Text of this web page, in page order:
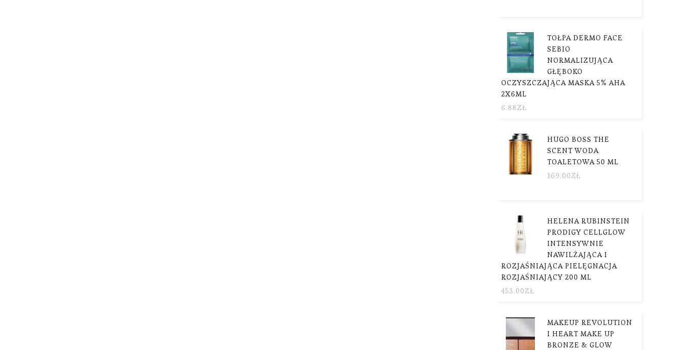
TOŁPA DERMO FACE
SEBIO
NORMALIZUJĄCA
GŁĘBOKO
OCZYSZCZAJĄCA MASKA 5% AHA
2X6ML
6.88ZŁ
HUGO BOSS THE
SCENT WODA
TOALETOWA 50 ML
169.00ZŁ
HELENA RUBINSTEIN
PRODIGY CELLGLOW
INTENSYWNIE
NAWILŻAJĄCA I
ROZJAŚNIAJĄCA PIELĘGNACJA
ROZJAŚNIAJĄCY 200 ML
453.00ZŁ
MAKEUP REVOLUTION
I HEART MAKE UP
BRONZE & GLOW